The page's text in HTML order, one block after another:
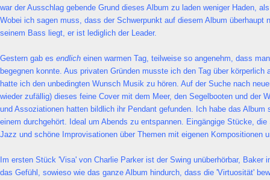
war der Ausschlag gebende Grund dieses Album zu laden weniger Haden,
Wobei ich sagen muss, dass der Schwerpunkt auf diesem Album überhaupt
seinem Bass liegt, er ist lediglich der Leader.
Gestern gab es endlich einen warmen Tag, teilweise so angenehm, dass
begegnen konnte. Aus privaten Gründen musste ich den Tag über körperlich
hatte ich den unbedingten Wunsch Musik zu hören. Auf der Suche nach
wieder zufällig) dieses feine Cover mit dem Meer, den Segelbooten und der
und Assoziationen hatten bildlich ihr Pendant gefunden. Ich habe das Album
einem durchgehört. Ideal um Abends zu entspannen. Eingängige Stücke,
Jazz und schöne Improvisationen über Themen mit eigenen Kompositionen
Im ersten Stück 'Visa' von Charlie Parker ist der Swing unüberhörbar, Baker
das Gefühl, sowieso wie das ganze Album hindurch, dass die 'Virtuosität'